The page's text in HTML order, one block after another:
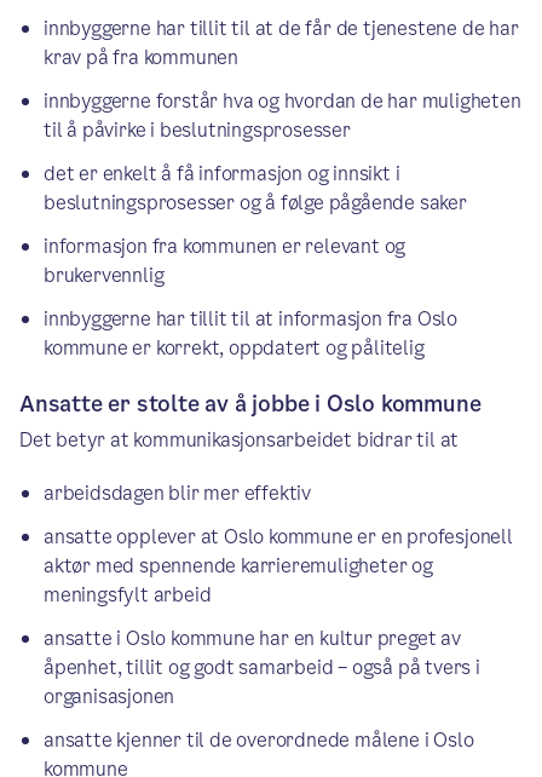
innbyggerne har tillit til at de får de tjenestene de har
krav på fra kommunen
innbyggerne forstår hva og hvordan de har muligheten
til å påvirke i beslutningsprosesser
det er enkelt å få informasjon og innsikt i
beslutningsprosesser og å følge pågående saker
informasjon fra kommunen er relevant og
brukervennlig
innbyggerne har tillit til at informasjon fra Oslo
kommune er korrekt, oppdatert og pålitelig
Ansatte er stolte av å jobbe i Oslo kommune
Det betyr at kommunikasjonsarbeidet bidrar til at
arbeidsdagen blir mer effektiv
ansatte opplever at Oslo kommune er en profesjonell
aktør med spennende karrieremuligheter og
meningsfylt arbeid
ansatte i Oslo kommune har en kultur preget av
åpenhet, tillit og godt samarbeid – også på tvers i
organisasjonen
ansatte kjenner til de overordnede målene i Oslo
kommune